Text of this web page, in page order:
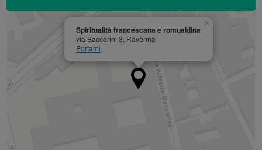
Spiritualità francescana e romualdina
via Baccarini 3, Ravenna
Portami
×